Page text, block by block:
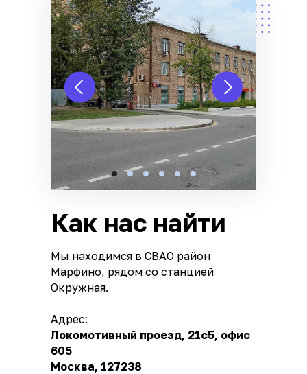
Мы находимся в СВАО район
Марфино, рядом со станцией
Окружная.
Адрес:
Локомотивный проезд, 21с5, офис
605
Москва, 127238
Как нас найти